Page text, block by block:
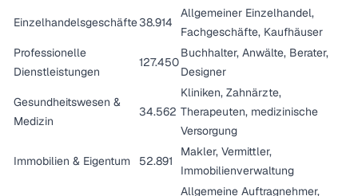
Einzelhandelsgeschäfte38.914
Allgemeiner Einzelhandel,
Fachgeschäfte, Kaufhäuser
Professionelle
Dienstleistungen
127.450
Buchhalter, Anwälte, Berater,
Designer
Gesundheitswesen &
Medizin
34.562
Kliniken, Zahnärzte,
Therapeuten, medizinische
Versorgung
Immobilien & Eigentum 52.891
Makler, Vermittler,
Immobilienverwaltung
Allgemeine Auftragnehmer,